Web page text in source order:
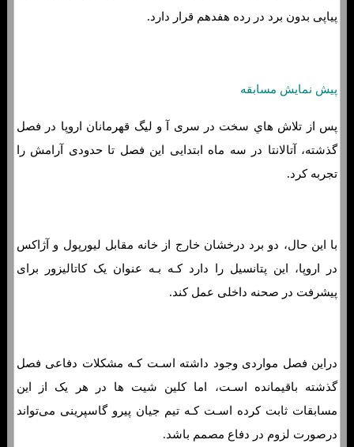
پیاپی بدون برد در رده هفدهم قرار دارد.
پیش نمایش مسابقه
پس از تلاش هاي‌ سخت در سری آ و لیگ قهرمانان اروپا در فصل
گذشته، آتالانتا در سه ماه ابتدایی این فصل تا حدودی آرامش را
تجربه کرد.
با این حال، دو برد درخشان خارج از خانه مقابل لیورپول و آژاکس
در اروپا، این پتانسیل را دارد کـه بـه عنوان یک کاتالیزور برای
پیشرفت در صحنه داخلی عمل کند.
دراین فصل مواردی وجود داشته اسـت کـه مشکلات دفاعی فصل
گذشته باقیمانده اسـت، اما کلین شیت ها در هر یک از این
مسابقات ثابت کرده اسـت کـه تیم جیان پیرو گاسپرینی می‌تواند
درصورت لزوم در دفاع مصمم باشد.